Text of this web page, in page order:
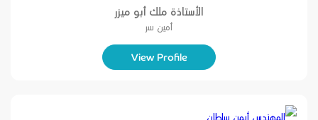
الأستاذة ملك أبو ميزر
أمين سر
View Profile